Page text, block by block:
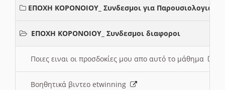
ΕΠΟΧΗ ΚΟΡΟΝΟΙΟΥ_ Συνδεσμοι για Παρουσιολογια
ΕΠΟΧΗ ΚΟΡΟΝΟΙΟΥ_ Συνδεσμοι διαφοροι
Ποιες ειναι οι προσδοκίες μου απο αυτό το μάθημα
Βοηθητικά βιντεο etwinning